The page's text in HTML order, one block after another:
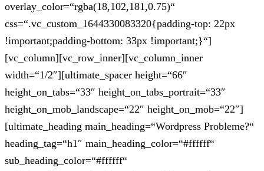
overlay_color=“rgba(18,102,181,0.75)“
css=“.vc_custom_1644330083320{padding-top: 22px
!important;padding-bottom: 33px !important;}“]
[vc_column][vc_row_inner][vc_column_inner
width=“1/2″][ultimate_spacer height=“66″
height_on_tabs=“33″ height_on_tabs_portrait=“33″
height_on_mob_landscape=“22″ height_on_mob=“22″]
[ultimate_heading main_heading=“Wordpress Probleme?“
heading_tag=“h1″ main_heading_color=“#ffffff“
sub_heading_color=“#ffffff“